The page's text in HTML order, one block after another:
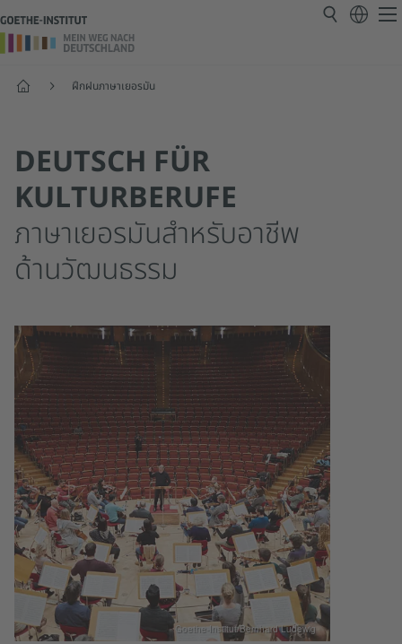
หน้าแรก ฝึกฝนภาษาเยอรมัน
DEUTSCH FÜR
KULTURBERUFE
ภาษาเยอรมันสำหรับอาชีพ
ด้านวัฒนธรรม
Goethe-Institut/Bernhard Ludewig